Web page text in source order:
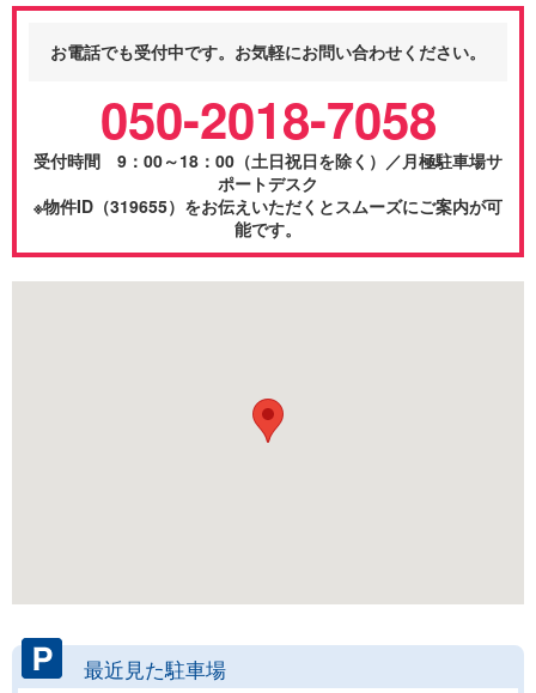
お電話でも受付中です。お気軽にお問い合わせください。
050-2018-7058
受付時間 9：00～18：00（土日祝日を除く）／月極駐車場サ
ポートデスク
※物件ID（319655）をお伝えいただくとスムーズにご案内が可
能です。
最近見た駐車場